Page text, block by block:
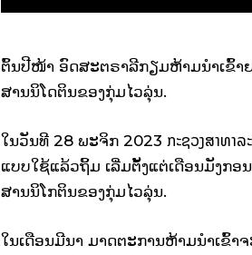
ຕົ້ນປີໜ້າ ອົດສະຕຣາລີກຽມຫ້າມນຳເຂົ້າ
ສານນິໂດຕິນຂອງກຸ່ມໄວລຸ່ນ.
ໃນວັນທີ 28 ພະຈິກ 2023 ກະຊວງສາທາ
ແບບໃຊ້ແລ້ວຖິ້ມ ເລີ່ມຕັ້ງແຕ່ເດືອນມັງກ
ສານນິໂກຕິນຂອງກຸ່ມໄວລຸ່ນ.
ໃນເດືອນມີນາ ມາດຕະການຫ້າມນຳເຂົ້າ